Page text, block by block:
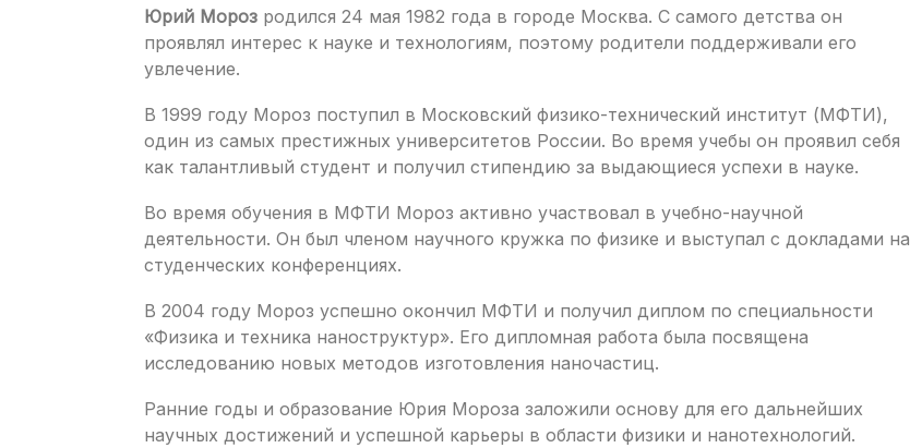
Юрий Мороз родился 24 мая 1982 года в городе Москва. С самого детства он
проявлял интерес к науке и технологиям, поэтому родители поддерживали его
увлечение.
В 1999 году Мороз поступил в Московский физико-технический институт (МФТИ),
один из самых престижных университетов России. Во время учебы он проявил себя
как талантливый студент и получил стипендию за выдающиеся успехи в науке.
Во время обучения в МФТИ Мороз активно участвовал в учебно-научной
деятельности. Он был членом научного кружка по физике и выступал с докладами на
студенческих конференциях.
В 2004 году Мороз успешно окончил МФТИ и получил диплом по специальности
«Физика и техника наноструктур». Его дипломная работа была посвящена
исследованию новых методов изготовления наночастиц.
Ранние годы и образование Юрия Мороза заложили основу для его дальнейших
научных достижений и успешной карьеры в области физики и нанотехнологий.